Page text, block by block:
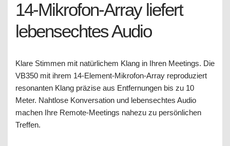
14-Mikrofon-Array liefert
lebensechtes Audio
Klare Stimmen mit natürlichem Klang in Ihren Meetings. Die
VB350 mit ihrem 14-Element-Mikrofon-Array reproduziert
resonanten Klang präzise aus Entfernungen bis zu 10
Meter. Nahtlose Konversation und lebensechtes Audio
machen Ihre Remote-Meetings nahezu zu persönlichen
Treffen.